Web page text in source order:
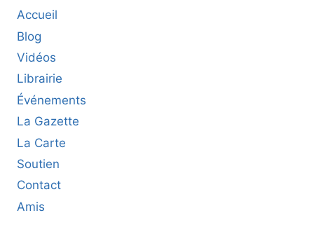
Accueil
Blog
Vidéos
Librairie
Événements
La Gazette
La Carte
Soutien
Contact
Amis